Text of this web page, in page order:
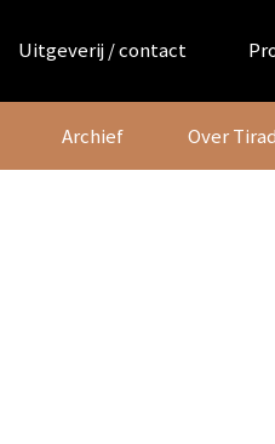
Uitgeverij / contact
Archief Over